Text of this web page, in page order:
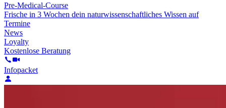
Pre-Medical-Course
Frische in 3 Wochen dein naturwissenschaftliches Wissen auf
Termine
News
Loyalty
Kostenlose Beratung
Infopacket